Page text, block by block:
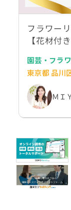
フラワー
【花材付き
園芸・フラ
東京都 品川
ＭＩ